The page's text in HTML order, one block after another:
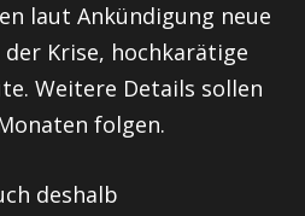
laut Ankündigung neue
Krise, hochkarätige
Weitere Details sollen
folgen.
deshalb